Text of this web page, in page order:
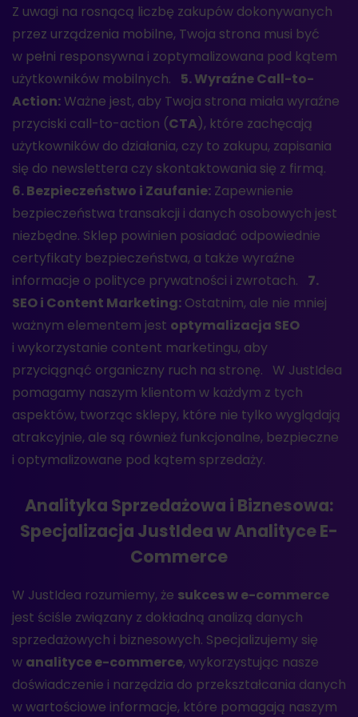
Z uwagi na rosnącą liczbę zakupów dokonywanych
przez urządzenia mobilne, Twoja strona musi być
w pełni responsywna i zoptymalizowana pod kątem
użytkowników mobilnych. 5. Wyraźne Call-to-
Action:Ważne jest, aby Twoja strona miała wyraźne
przyciski call-to-action (CTA), które zachęcają
użytkowników do działania, czy to zakupu, zapisania
się do newslettera czy skontaktowania się z firmą.
6. Bezpieczeństwo i Zaufanie: Zapewnienie
bezpieczeństwa transakcji i danych osobowych jest
niezbędne. Sklep powinien posiadać odpowiednie
certyfikaty bezpieczeństwa, a także wyraźne
informacje o polityce prywatności i zwrotach. 7.
SEO i Content Marketing: Ostatnim, ale nie mniej
ważnym elementem jest optymalizacja SEO
i wykorzystanie content marketingu, aby
przyciągnąć organiczny ruch na stronę. W JustIdea
pomagamy naszym klientom w każdym z tych
aspektów, tworząc sklepy, które nie tylko wyglądają
atrakcyjnie, ale są również funkcjonalne, bezpieczne
i optymalizowane pod kątem sprzedaży.
Analityka Sprzedażowa i Biznesowa:
Specjalizacja JustIdea w Analityce E-
Commerce
W JustIdea rozumiemy, że sukces w e-commerce
jest ściśle związany z dokładną analizą danych
sprzedażowych i biznesowych. Specjalizujemy się
w analityce e-commerce, wykorzystując nasze
doświadczenie i narzędzia do przekształcania danych
w wartościowe informacje, które pomagają naszym